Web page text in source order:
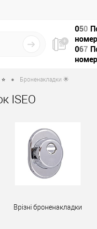
050
номер
067
номер
• Броненакладки 🌟
ISEO
Врізні броненакладки